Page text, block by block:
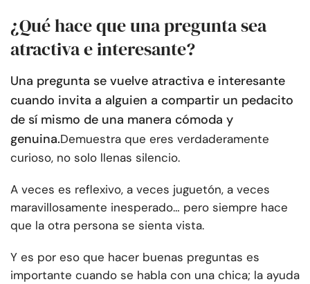
¿Qué hace que una pregunta sea
atractiva e interesante?
Una pregunta se vuelve atractiva e interesante
cuando invita a alguien a compartir un pedacito
de sí mismo de una manera cómoda y
genuina.Demuestra que eres verdaderamente
curioso, no solo llenas silencio.
A veces es reflexivo, a veces juguetón, a veces
maravillosamente inesperado… pero siempre hace
que la otra persona se sienta vista.
Y es por eso que hacer buenas preguntas es
importante cuando se habla con una chica; la ayuda